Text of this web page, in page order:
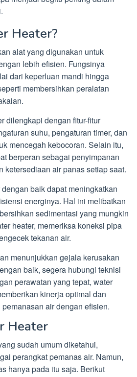
Heater?
alat yang digunakan untuk
lebih efisien. Fungsinya
dari keperluan mandi hingga
membersihkan peralatan
dilengkapi dengan fitur-fitur
suhu, pengaturan timer, dan
mencegah kebocoran. Selain itu,
berperan sebagai penyimpanan
ketersediaan air panas setiap saat.
baik dapat meningkatkan
energinya. Hal ini melibatkan
sedimentasi yang mungkin
heater, memeriksa koneksi pipa
tekanan air.
menunjukkan gejala kerusakan
baik, segera hubungi teknisi
perawatan yang tepat, water
kinerja optimal dan
air dengan efisien.
Heater
sudah umum diketahui,
perangkat pemanas air. Namun,
hanya pada itu saja. Berikut